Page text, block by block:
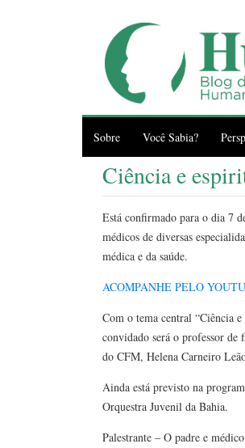
Sobre Você Sabia?
Ciência e
Está confirmado para o dia 7
médicos de diversas
médica e da saúde.
ACOMPANHE PELO
Com o tema central “Ciência
convidado será o professor
do CFM, Helena Carneiro
Ainda está previsto na
Orquestra Juvenil da Bahia.
Palestrante – O padre e